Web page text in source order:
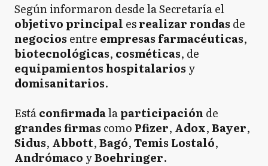
Según informaron desde la Secretaría el
objetivo principal esrealizar rondas de
negocios entre empresas farmacéuticas,
biotecnológicas, cosméticas, de
equipamientos hospitalarios y
domisanitarios.
Estáconfirmadalaparticipación de
grandes firmas como Pfizer, Adox,Bayer,
Sidus, Abbott,Bagó,Temis Lostaló,
Andrómaco yBoehringer.